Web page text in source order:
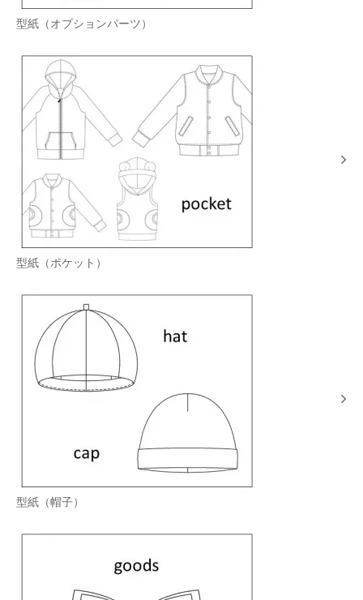
型紙（オプションパーツ）
型紙（ポケット）
型紙（帽子）